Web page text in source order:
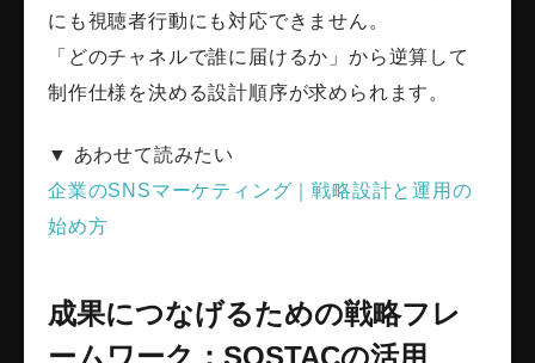
にも視聴者行動にも対応できません。
「どのチャネルで誰に届けるか」から逆算して
制作仕様を決める設計順序が求められます。
▼ あわせて読みたい
企業のSNSマーケティング｜戦略設計と運用の
始め方
成果につなげるための戦略フレ